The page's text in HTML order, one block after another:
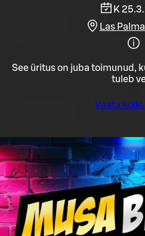
K
Las
See üritus on juba toimunud,
tuleb
Vaata kõiki